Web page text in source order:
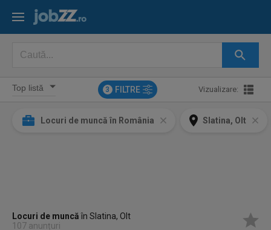
3 FILTRE Vizualizare:
Locuri de muncă în România Slatina, Olt
Locuri de muncăîn Slatina, Olt
107 anunțuri